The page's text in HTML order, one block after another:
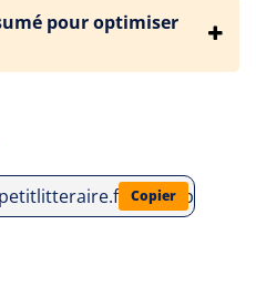
pour optimiser
index.php/
Copier